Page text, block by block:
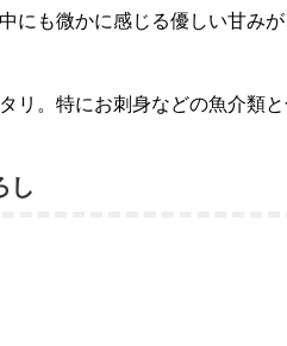
にも微かに感じる優しい甘み
リ。特にお刺身などの魚介類
し